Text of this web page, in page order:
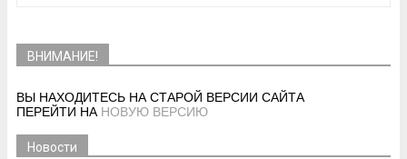
ВНИМАНИЕ!
ВЫ НАХОДИТЕСЬ НА СТАРОЙ ВЕРСИИ САЙТА
ПЕРЕЙТИ НА НОВУЮ ВЕРСИЮ
Новости